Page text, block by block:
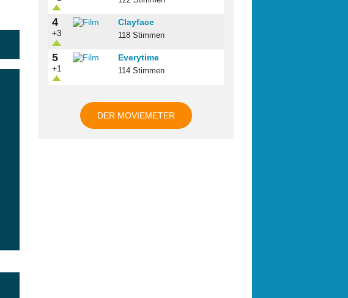
4
+3
Clayface
118 Stimmen
5
+1
Everytime
114 Stimmen
DER MOVIEMETER